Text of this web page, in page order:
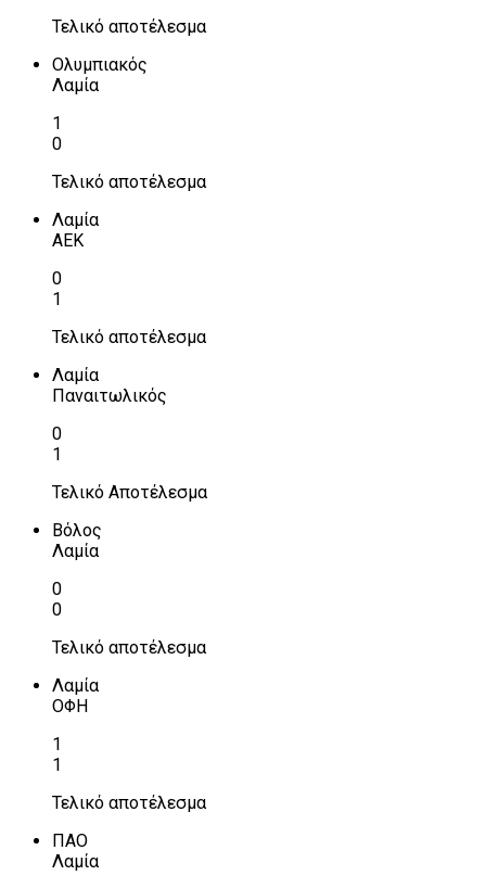
Τελικό αποτέλεσμα
Ολυμπιακός
Λαμία
1
0
Τελικό αποτέλεσμα
Λαμία
ΑΕΚ
0
1
Τελικό αποτέλεσμα
Λαμία
Παναιτωλικός
0
1
Τελικό Αποτέλεσμα
Βόλος
Λαμία
0
0
Τελικό αποτέλεσμα
Λαμία
ΟΦΗ
1
1
Τελικό αποτέλεσμα
ΠΑΟ
Λαμία